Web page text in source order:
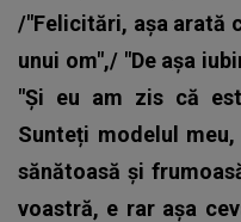
/"Felicitări, așa arată
unui om",/ "De așa
"Și eu am zis că
Sunteți modelul
sănătoasă și
voastră, e rar așa